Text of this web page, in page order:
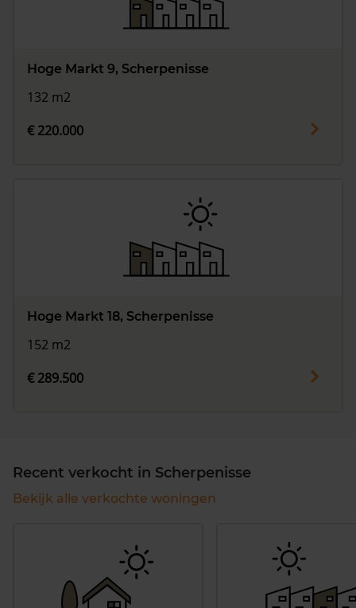
Hoge Markt 9, Scherpenisse
132 m2
€ 220.000
Hoge Markt 18, Scherpenisse
152 m2
€ 289.500
Recent verkocht in Scherpenisse
Bekijk alle verkochte woningen